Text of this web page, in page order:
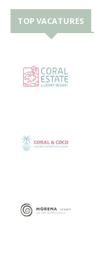
TOP VACATURES